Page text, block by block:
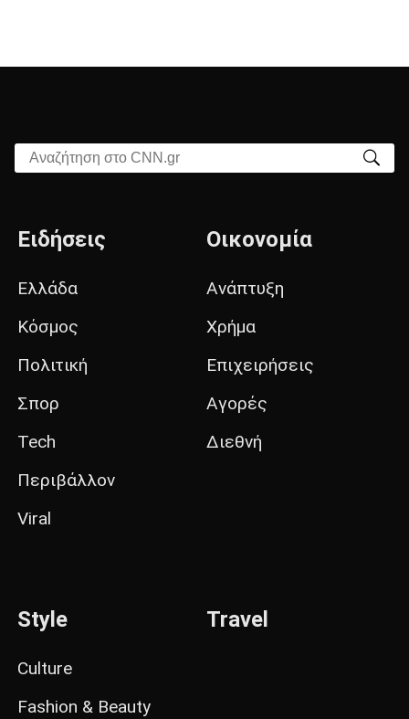
Αναζήτηση στο CNN.gr
Ειδήσεις
Ελλάδα
Κόσμος
Πολιτική
Σπορ
Tech
Περιβάλλον
Viral
Οικονομία
Ανάπτυξη
Χρήμα
Επιχειρήσεις
Αγορές
Διεθνή
Style
Culture
Fashion & Beauty
Travel